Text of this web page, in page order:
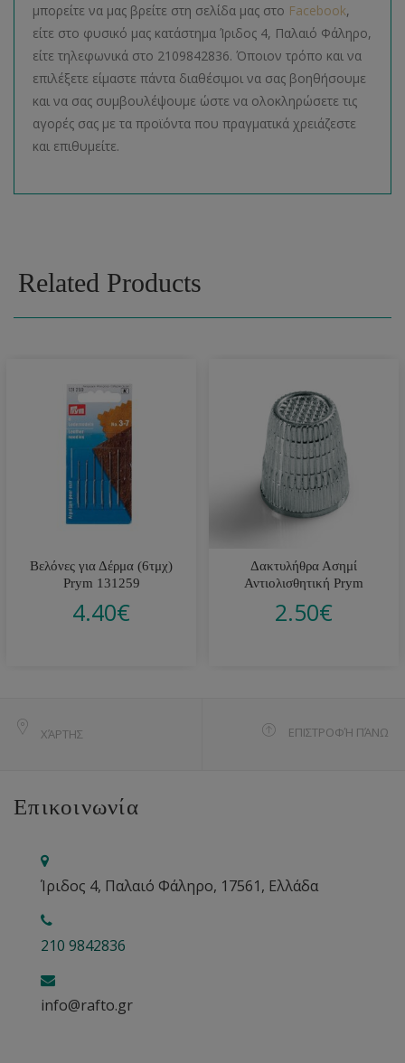
μπορείτε να μας βρείτε στη σελίδα μας στο Facebook,
είτε στο φυσικό μας κατάστημα Ίριδος 4, Παλαιό Φάληρο,
είτε τηλεφωνικά στο 2109842836. Όποιον τρόπο και να
επιλέξετε είμαστε πάντα διαθέσιμοι να σας βοηθήσουμε
και να σας συμβουλέψουμε ώστε να ολοκληρώσετε τις
αγορές σας με τα προϊόντα που πραγματικά χρειάζεστε
και επιθυμείτε.
Related Products
Βελόνες για Δέρμα (6τμχ)
Prym 131259
4.40€
Δακτυλήθρα Ασημί
Αντιολισθητική Prym
2.50€
ΧΆΡΤΗΣ ΕΠΙΣΤΡΟΦΉ ΠΆΝΩ
Επικοινωνία
Ίριδος 4, Παλαιό Φάληρο, 17561, Ελλάδα
210 9842836
info@rafto.gr